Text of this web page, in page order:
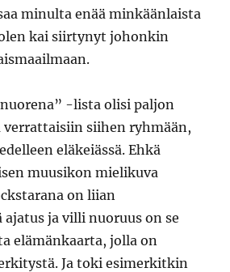
minulta enää minkäänlaista
kai siirtynyt johonkin
-lista olisi paljon
verrattaisiin siihen ryhmään,
eläkeiässä. Ehkä
muusikon mielikuva
on liian
ja villi nuoruus on se
elämänkaarta, jolla on
Ja toki esimerkitkin